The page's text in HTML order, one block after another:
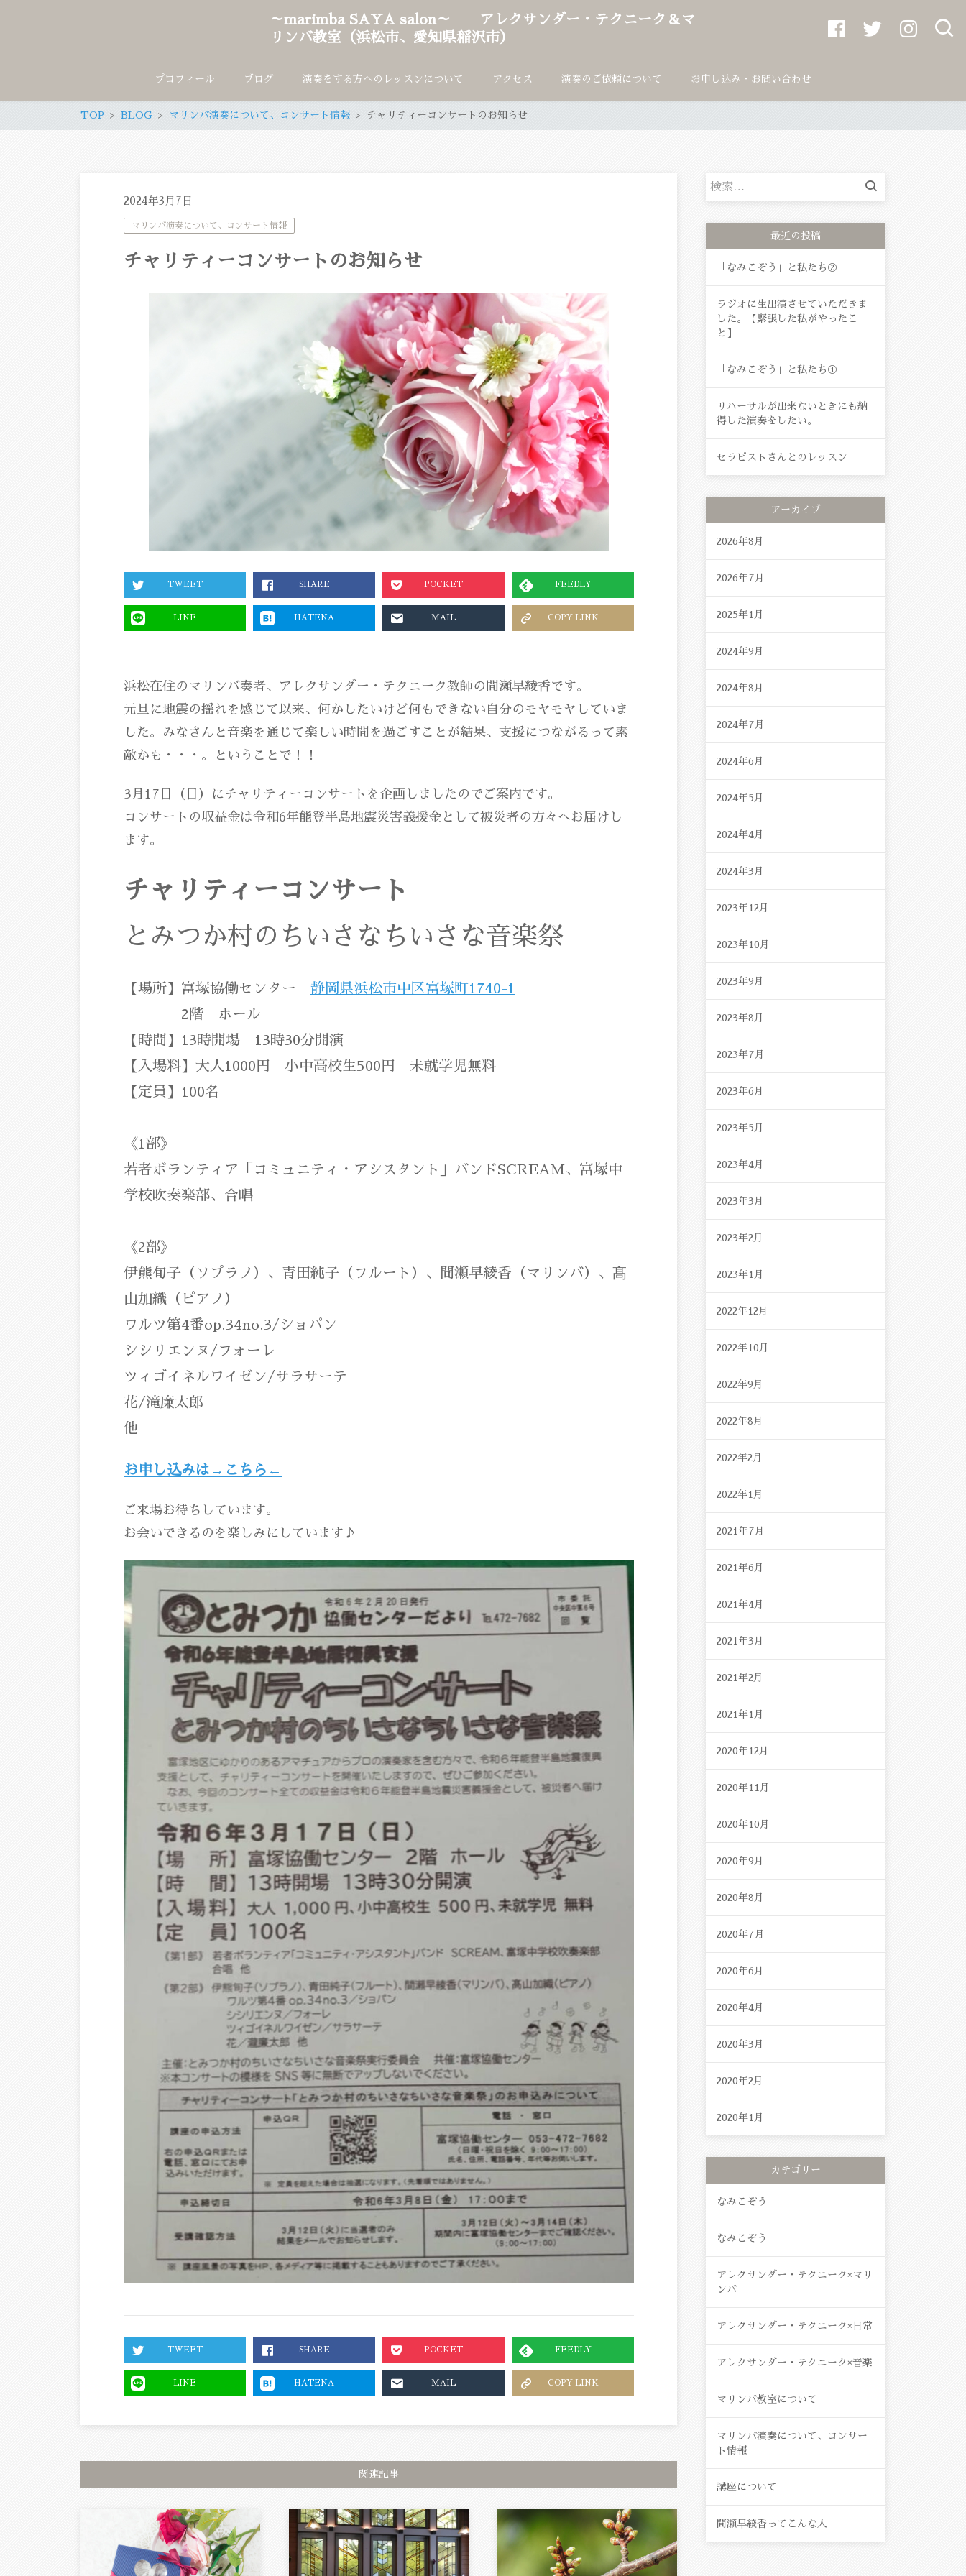
～marimba SAYA salon～ アレクサンダー・テクニーク＆マ
リンバ教室（浜松市、愛知県稲沢市）
プロフィール ブログ 演奏をする方へのレッスンについて アクセス 演奏のご依頼について お申し込み・お問い合わせ
TOP BLOG マリンバ演奏について、コンサート情報 チャリティーコンサートのお知らせ
2024年3月7日
マリンバ演奏について、コンサート情報
チャリティーコンサートのお知らせ
TWEET SHARE POCKET FEEDLY
LINE HATENA MAIL COPY LINK
浜松在住のマリンバ奏者、アレクサンダー・テクニーク教師の間瀬早綾香です。
元旦に地震の揺れを感じて以来、何かしたいけど何もできない自分のモヤモヤしていま
した。みなさんと音楽を通じて楽しい時間を過ごすことが結果、支援につながるって素
敵かも・・・。ということで！！
3月17日（日）にチャリティーコンサートを企画しましたのでご案内です。
コンサートの収益金は令和6年能登半島地震災害義援金として被災者の方々へお届けし
ます。
チャリティーコンサート
とみつか村のちいさなちいさな音楽祭
【場所】富塚協働センター 静岡県浜松市中区富塚町1740-1
2階 ホール
【時間】13時開場 13時30分開演
【入場料】大人1000円 小中高校生500円 未就学児無料
【定員】100名
《1部》
若者ボランティア「コミュニティ・アシスタント」バンドSCREAM、富塚中
学校吹奏楽部、合唱
《2部》
伊熊旬子（ソプラノ）、青田純子（フルート）、間瀬早綾香（マリンバ）、髙
山加織（ピアノ）
ワルツ第4番op.34no.3/ショパン
シシリエンヌ/フォーレ
ツィゴイネルワイゼン/サラサーテ
花/滝廉太郎
他
お申し込みは→こちら←
ご来場お待ちしています。
お会いできるのを楽しみにしています♪
TWEET SHARE POCKET FEEDLY
LINE HATENA MAIL COPY LINK
関連記事
検
索:
最近の投稿
「なみこぞう」と私たち②
ラジオに生出演させていただきま
した。【緊張した私がやったこ
と】
「なみこぞう」と私たち①
リハーサルが出来ないときにも納
得した演奏をしたい。
セラピストさんとのレッスン
アーカイブ
2026年8月
2026年7月
2025年1月
2024年9月
2024年8月
2024年7月
2024年6月
2024年5月
2024年4月
2024年3月
2023年12月
2023年10月
2023年9月
2023年8月
2023年7月
2023年6月
2023年5月
2023年4月
2023年3月
2023年2月
2023年1月
2022年12月
2022年10月
2022年9月
2022年8月
2022年2月
2022年1月
2021年7月
2021年6月
2021年4月
2021年3月
2021年2月
2021年1月
2020年12月
2020年11月
2020年10月
2020年9月
2020年8月
2020年7月
2020年6月
2020年4月
2020年3月
2020年2月
2020年1月
カテゴリー
なみこぞう
なみこぞう
アレクサンダー・テクニーク×マリ
ンバ
アレクサンダー・テクニーク×日常
アレクサンダー・テクニーク×音楽
マリンバ教室について
マリンバ演奏について、コンサー
ト情報
講座について
間瀬早綾香ってこんな人